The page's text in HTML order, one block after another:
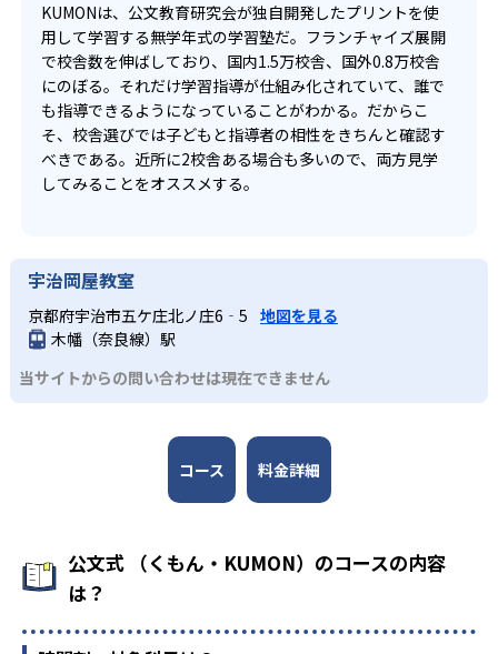
KUMONは、公文教育研究会が独自開発したプリントを使
用して学習する無学年式の学習塾だ。フランチャイズ展開
で校舎数を伸ばしており、国内1.5万校舎、国外0.8万校舎
にのぼる。それだけ学習指導が仕組み化されていて、誰で
も指導できるようになっていることがわかる。だからこ
そ、校舎選びでは子どもと指導者の相性をきちんと確認す
べきである。近所に2校舎ある場合も多いので、両方見学
してみることをオススメする。
宇治岡屋教室
京都府宇治市五ケ庄北ノ庄6‐5 地図を見る
木幡（奈良線）駅
当サイトからの問い合わせは現在できません
コース 料金詳細
公文式 （くもん・KUMON）のコースの内容
は？